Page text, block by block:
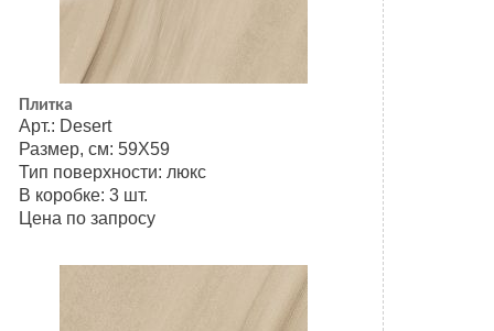
Плитка
Арт.: Desert
Размер, см: 59Х59
Тип поверхности: люкс
В коробке: 3 шт.
Цена по запросу